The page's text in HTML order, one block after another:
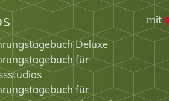
Deluxe
für
für
mit